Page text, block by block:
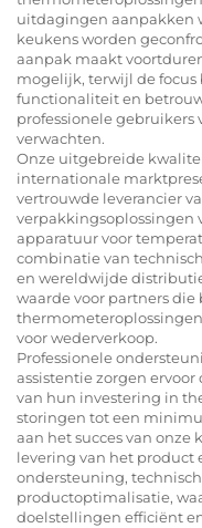
uitdagingen aanpakken
keukens worden
aanpak maakt
mogelijk, terwijl de
functionaliteit en
professionele
verwachten.
Onze uitgebreide
internationale
vertrouwde leverancier
verpakkingsoplossingen
apparatuur voor
combinatie van
en wereldwijde
waarde voor partners
voor wederverkoop.
Professionele
assistentie zorgen
van hun investering in
storingen tot een
aan het succes van
levering van het product
ondersteuning,
productoptimalisatie,
doelstellingen efficiënt